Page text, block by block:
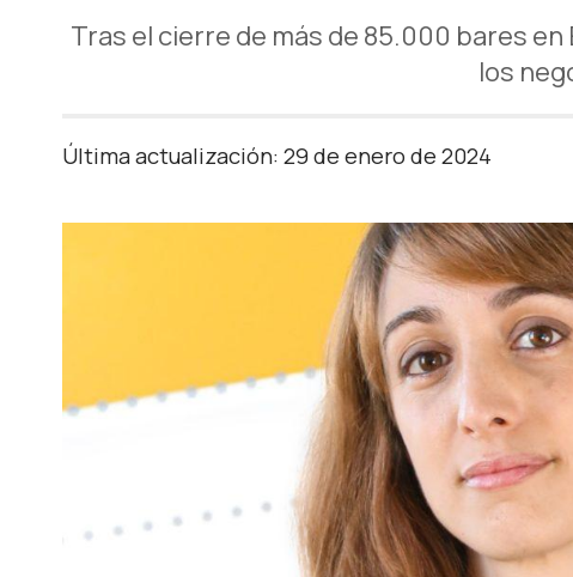
Tras el cierre de más de 85.000 bares
los
Última actualización: 29 de enero de 2024